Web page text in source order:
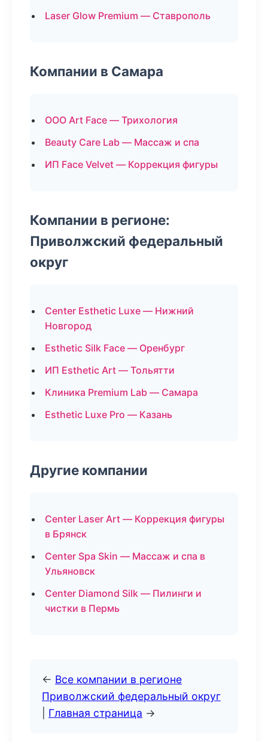
Laser Glow Premium — Ставрополь
Компании в Самара
ООО Art Face — Трихология
Beauty Care Lab — Массаж и спа
ИП Face Velvet — Коррекция фигуры
Компании в регионе:
Приволжский федеральный
округ
Center Esthetic Luxe — Нижний
Новгород
Esthetic Silk Face — Оренбург
ИП Esthetic Art — Тольятти
Клиника Premium Lab — Самара
Esthetic Luxe Pro — Казань
Другие компании
Center Laser Art — Коррекция фигуры
в Брянск
Center Spa Skin — Массаж и спа в
Ульяновск
Center Diamond Silk — Пилинги и
чистки в Пермь
← Все компании в регионе
Приволжский федеральный округ
Главная страница →